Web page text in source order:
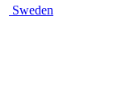
Sweden